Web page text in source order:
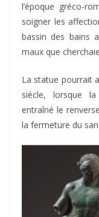
l’époque gréco-
soigner les
bassin des bains
maux que
La statue pourrait
siècle, lorsque
entraîné le
la fermeture du